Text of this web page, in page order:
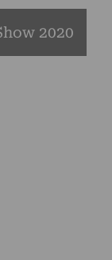
2020